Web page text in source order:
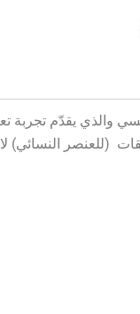
والذي يقدّم تجربة
(للعنصر النسائي)